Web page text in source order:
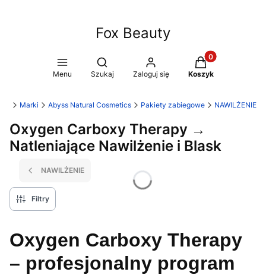
Fox Beauty
Menu
Otwórz wyszukiwarkę
Szukaj Zaloguj się
Produkty w
Koszyk
Marki Abyss Natural Cosmetics Pakiety zabiegowe NAWILŻENIE
Oxygen Carboxy Therapy →
Natleniające Nawilżenie i Blask
NAWILŻENIE
Filtry
Oxygen Carboxy Therapy
– profesjonalny program